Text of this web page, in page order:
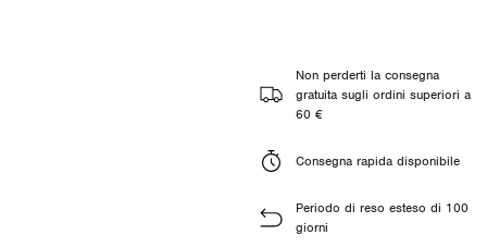
Non perderti la consegna
gratuita sugli ordini superiori a
60 €
Consegna rapida disponibile
Periodo di reso esteso di 100
giorni